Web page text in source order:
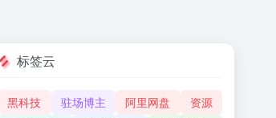
标签云
黑科技 驻场博主 阿里网盘
资源